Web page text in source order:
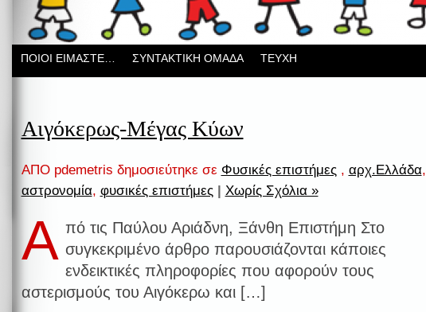
ΠΟΙΟΙ ΕΙΜΑΣΤΕ… ΣΥΝΤΑΚΤΙΚΗ ΟΜΑΔΑ ΤΕΥΧΗ
Αιγόκερως-Μέγας Κύων
ΑΠΟ pdemetris δημοσιεύτηκε σε Φυσικές επιστήμες, αρχ.Ελλάδα,
αστρονομία, φυσικές επιστήμες Χωρίς Σχόλια »
Α πό τις Παύλου Αριάδνη, Ξάνθη Επιστήμη Στο
συγκεκριμένο άρθρο παρουσιάζονται κάποιες
ενδεικτικές πληροφορίες που αφορούν τους
αστερισμούς του Αιγόκερω και […]